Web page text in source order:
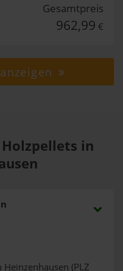
Gesamtpreis
962,99 €
Holzpellets in
(PLZ